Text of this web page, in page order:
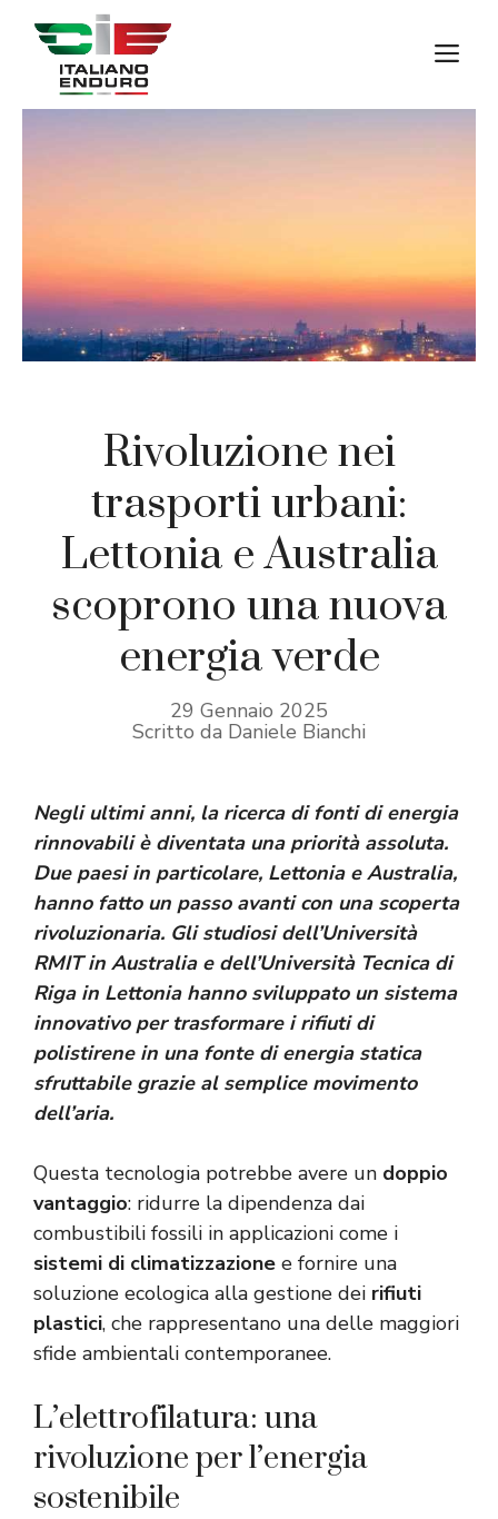
contenuto
Rivoluzione nei
trasporti urbani:
Lettonia e Australia
scoprono una nuova
energia verde
29 Gennaio 2025
Scritto da Daniele Bianchi
Negli ultimi anni, la ricerca di fonti di energia
rinnovabili è diventata una priorità assoluta.
Due paesi in particolare, Lettonia e Australia,
hanno fatto un passo avanti con una scoperta
rivoluzionaria. Gli studiosi dell’Università
RMIT in Australia e dell’Università Tecnica di
Riga in Lettonia hanno sviluppato un sistema
innovativo per trasformare i rifiuti di
polistirene in una fonte di energia statica
sfruttabile grazie al semplice movimento
dell’aria.
Questa tecnologia potrebbe avere un doppio
vantaggio: ridurre la dipendenza dai
combustibili fossili in applicazioni come i
sistemi di climatizzazione e fornire una
soluzione ecologica alla gestione dei rifiuti
plastici, che rappresentano una delle maggiori
sfide ambientali contemporanee.
L’elettrofilatura: una
rivoluzione per l’energia
sostenibile